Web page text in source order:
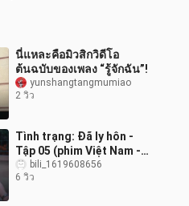
นี่แหละคือมิวสิกวิดีโอ
ต้นฉบับของเพลง “รู้จักฉัน”!
yunshangtangmumiao
2 วิว
Tình trạng: Đã ly hôn -
Tập 05 (phim Việt Nam -
2023)bili_1619608656
6 วิว